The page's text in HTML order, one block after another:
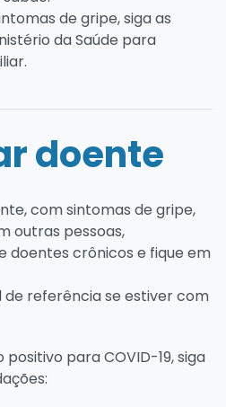
de gripe, siga as
da Saúde para
doente
com sintomas de gripe,
outras pessoas,
doentes crônicos e fique em
referência se estiver com
para COVID-19, siga